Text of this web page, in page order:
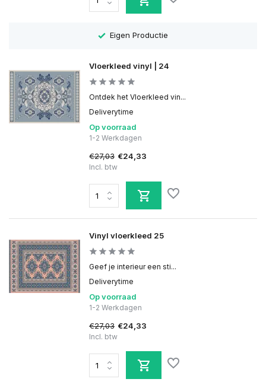
Eigen Productie
Vloerkleed vinyl | 24
Ontdek het Vloerkleed vin...
Deliverytime
Op voorraad
1-2 Werkdagen
€27,03 €24,33
Incl. btw
Vinyl vloerkleed 25
Geef je interieur een sti...
Deliverytime
Op voorraad
1-2 Werkdagen
€27,03 €24,33
Incl. btw